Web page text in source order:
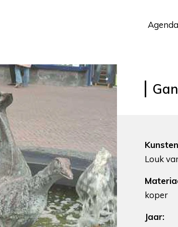
Agenda
Louk
koper
Jaar: